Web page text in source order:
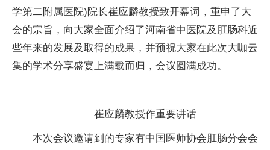
学第二附属医院)院长崔应麟教授致开幕词，重申了大
会的宗旨，向大家全面介绍了河南省中医院及肛肠科近
些年来的发展及取得的成果，并预祝大家在此次大咖云
集的学术分享盛宴上满载而归，会议圆满成功。
崔应麟教授作重要讲话
本次会议邀请到的专家有中国医师协会肛肠分会会